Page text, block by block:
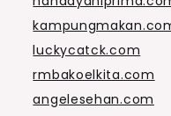
luckycatck.com
rmbakoelkita.com
angelesehan.com